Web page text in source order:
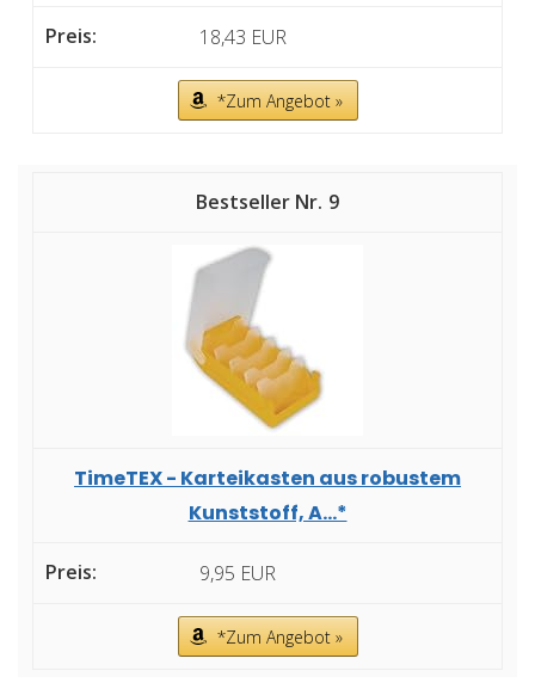
18,43 EUR
*Zum Angebot »
9
TimeTEX - Karteikasten aus robustem
Kunststoff, A...*
9,95 EUR
*Zum Angebot »